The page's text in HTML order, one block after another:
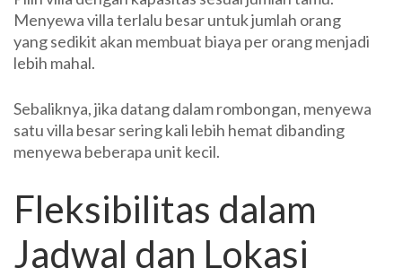
Menyewa villa terlalu besar untuk jumlah orang
yang sedikit akan membuat biaya per orang menjadi
lebih mahal.
Sebaliknya, jika datang dalam rombongan, menyewa
satu villa besar sering kali lebih hemat dibanding
menyewa beberapa unit kecil.
Fleksibilitas dalam
Jadwal dan Lokasi